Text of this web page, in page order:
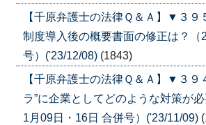
【千原弁護士の法律Ｑ＆Ａ】▼３
制度導入後の概要書面の修正は？（
号）('23/12/08) (1843)
【千原弁護士の法律Ｑ＆Ａ】▼
ラ”に企業としてどのような対策が
1月09日・16日 合併号）('23/11/09)